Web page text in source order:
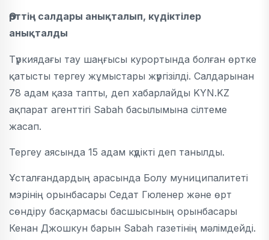
Өрттің салдары анықталып, күдіктілер
анықталды
Түркиядағы тау шаңғысы курортында болған өртке
қатысты тергеу жұмыстары жүргізілді. Салдарынан
78 адам қаза тапты, деп хабарлайды KYN.KZ
ақпарат агенттігі Sabah басылымына сілтеме
жасап.
Тергеу аясында 15 адам күдікті деп танылды.
Ұсталғандардың арасында Болу муниципалитеті
мэрінің орынбасары Седат Гюленер және өрт
сөндіру басқармасы басшысының орынбасары
Кенан Джошкун барын Sabah газетінің мәлімдейді.